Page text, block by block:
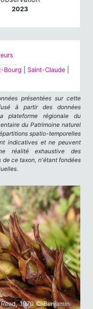
2023
Bourg Saint-Claude
présentées sur cette
à partir des données
plateforme régionale du
du Patrimoine naturel
spatio-temporelles
indicatives et ne peuvent
réalité exhaustive des
ce taxon, n'étant fondées
1970 © Benjamin
Next